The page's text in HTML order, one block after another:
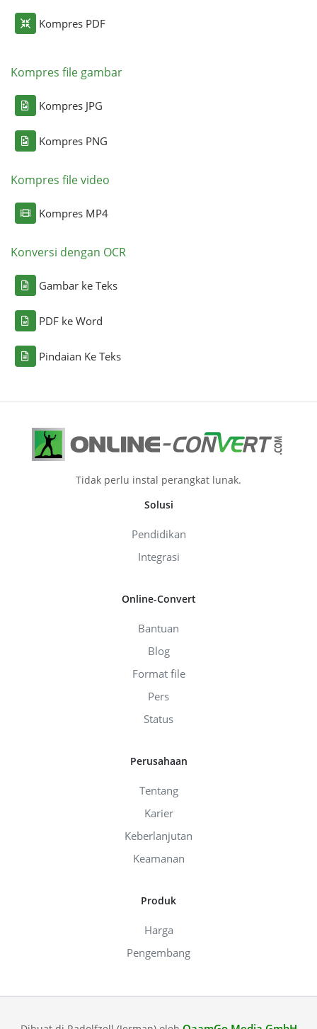
Kompres PDF
Kompres file gambar
Kompres JPG
Kompres PNG
Kompres file video
Kompres MP4
Konversi dengan OCR
Gambar ke Teks
PDF ke Word
Pindaian Ke Teks
Tidak perlu instal perangkat lunak.
Solusi
Pendidikan
Integrasi
Online-Convert
Bantuan
Blog
Format file
Pers
Status
Perusahaan
Tentang
Karier
Keberlanjutan
Keamanan
Produk
Harga
Pengembang